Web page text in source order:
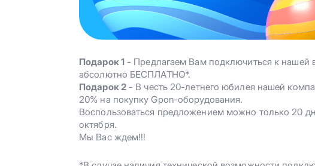
Подарок 1- Предлагаем Вам подключиться к нашей
абсолютно БЕСПЛАТНО*.
Подарок 2- В честь 20-летнего юбилея нашей
20% на покупку Gpon-оборудования.
Воспользоваться предложением можно только 20
октября.
Мы Вас ждем!!!